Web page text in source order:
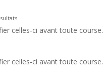
celles-ci avant toute course.
celles-ci avant toute course.